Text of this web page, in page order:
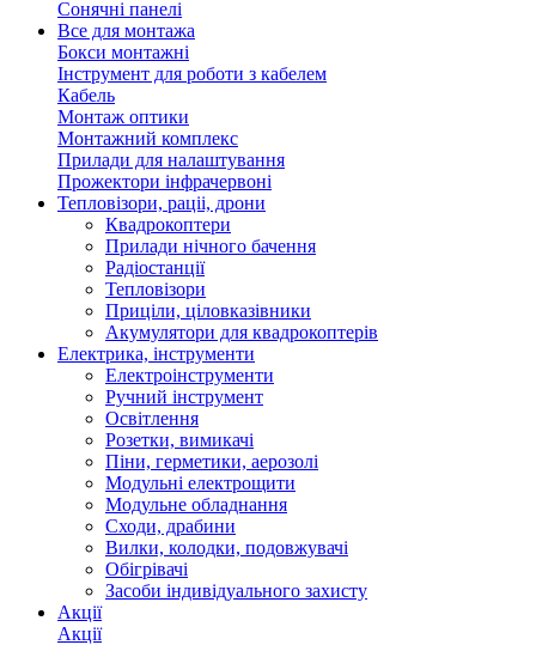
Сонячні панелі
Все для монтажа
Бокси монтажні
Інструмент для роботи з кабелем
Кабель
Монтаж оптики
Монтажний комплекс
Прилади для налаштування
Прожектори інфрачервоні
Тепловізори, раціі, дрони
Квадрокоптери
Прилади нічного бачення
Радіостанції
Тепловізори
Приціли, ціловказівники
Акумулятори для квадрокоптерів
Електрика, інструменти
Електроінструменти
Ручний інструмент
Освітлення
Розетки, вимикачі
Піни, герметики, аерозолі
Модульні електрощити
Модульне обладнання
Сходи, драбини
Вилки, колодки, подовжувачі
Обігрівачі
Засоби індивідуального захисту
Акції
Акції